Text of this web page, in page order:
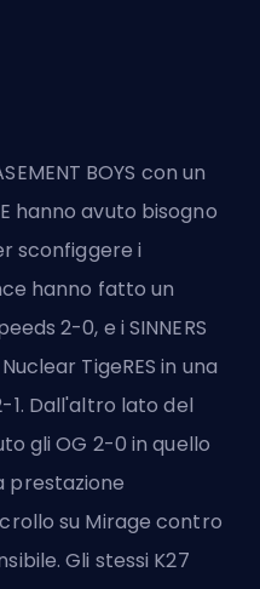
BOYS con un
hanno avuto bisogno
sconfiggere i
hanno fatto un
2-0, e i SINNERS
TigeRES in una
Dall'altro lato del
gli OG 2-0 in quello
prestazione
su Mirage contro
Gli stessi K27